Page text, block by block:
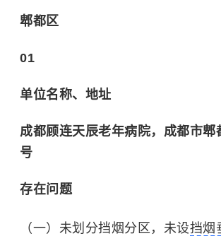
郫都区
01
单位名称、地址
成都顾连天辰老年病院，成都市郫
号
存在问题
（一）未划分挡烟分区，未设挡烟